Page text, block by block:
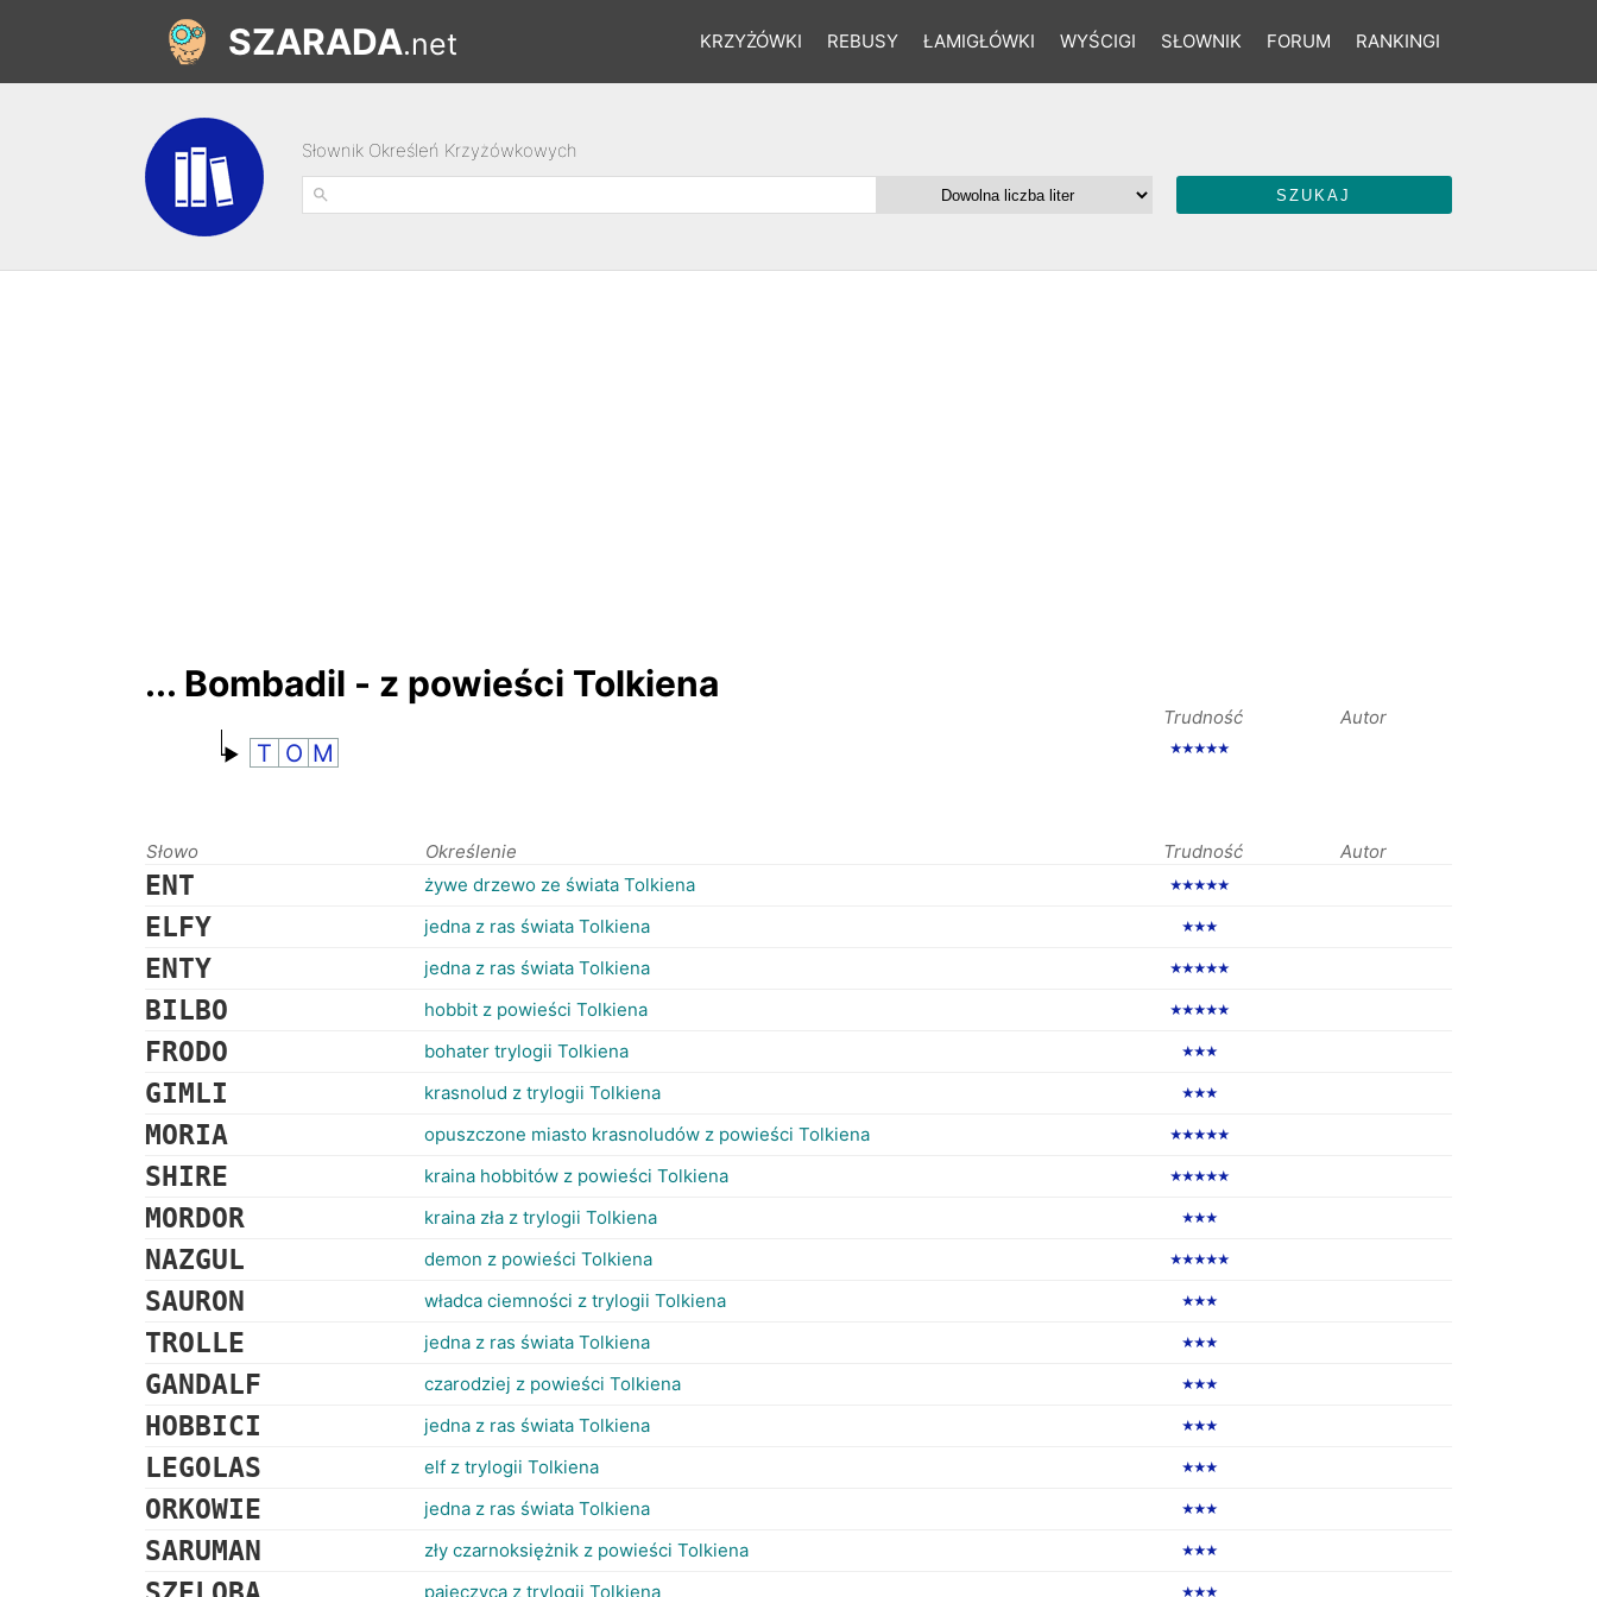
KRZYŻÓWKI REBUSY ŁAMIGŁÓWKI WYŚCIGI SŁOWNIK FORUM RANKINGI
SZARADA.net
Słownik Określeń Krzyżówkowych
... Bombadil - z powieści Tolkiena
Trudność Autor
T O M ★★★★★
Słowo Określenie Trudność Autor
ENT żywe drzewo ze świata Tolkiena ★★★★★
ELFY jedna z ras świata Tolkiena ★★★
ENTY jedna z ras świata Tolkiena ★★★★★
BILBO hobbit z powieści Tolkiena ★★★★★
FRODO bohater trylogii Tolkiena ★★★
GIMLI krasnolud z trylogii Tolkiena ★★★
MORIA opuszczone miasto krasnoludów z powieści Tolkiena ★★★★★
SHIRE kraina hobbitów z powieści Tolkiena ★★★★★
MORDOR kraina zła z trylogii Tolkiena ★★★
NAZGUL demon z powieści Tolkiena ★★★★★
SAURON władca ciemności z trylogii Tolkiena ★★★
TROLLE jedna z ras świata Tolkiena ★★★
GANDALF czarodziej z powieści Tolkiena ★★★
HOBBICI jedna z ras świata Tolkiena ★★★
LEGOLAS elf z trylogii Tolkiena ★★★
ORKOWIE jedna z ras świata Tolkiena ★★★
SARUMAN zły czarnoksiężnik z powieści Tolkiena ★★★
pajęczyca z trylogii Tolkiena ★★★